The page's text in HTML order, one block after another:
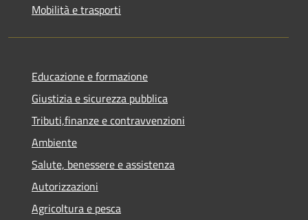
Mobilità e trasporti
Educazione e formazione
Giustizia e sicurezza pubblica
Tributi,finanze e contravvenzioni
Ambiente
Salute, benessere e assistenza
Autorizzazioni
Agricoltura e pesca